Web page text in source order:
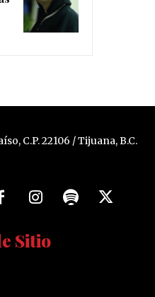
C.P. 22106 / Tijuana, B.C.
Sitio